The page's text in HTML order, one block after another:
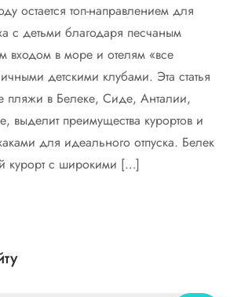
остается топ-направлением для
с детьми благодаря песчаным
входом в море и отелям «все
детскими клубами. Эта статья
пляжи в Белеке, Сиде, Анталии,
выделит преимущества курортов и
для идеального отпуска. Белек
курорт с широкими […]